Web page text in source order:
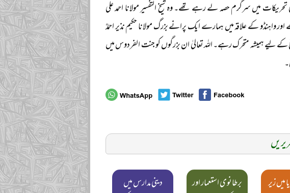
میں سرگرم حصہ لے رہے تھے۔ وہ شیخ التفسیر مولانا احمد علی
واہنڈو کے علاقہ میں ہمارے ایک پرانے بزرگ مولانا حکیم نذیر احمدؒ
کے لیے ہمیشہ متحرک رہے۔ اللہ تعالیٰ ان بزرگوں کو جنت الفردوس میں
میں زیر
برطانوی استعمار اور
دینی مدارس میں